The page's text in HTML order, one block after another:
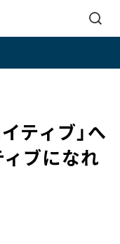
ティブ」へ――
ブになれ